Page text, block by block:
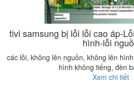
tivi samsung bị lỗi lỗi cao áp-
hình-lỗi
các lỗi, không lên nguồn, không lên
hình không tiếng, đèn
Xem chi tiết